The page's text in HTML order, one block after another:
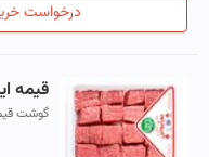
درخواست
قیمه ایی